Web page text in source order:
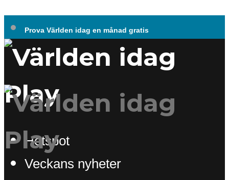
Prova Världen idag en månad gratis
Hotspot
Veckans nyheter